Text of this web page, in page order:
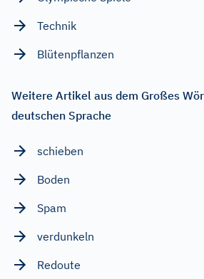
Technik
Blütenpflanzen
Weitere Artikel aus dem Großes
deutschen Sprache
schieben
Boden
Spam
verdunkeln
Redoute